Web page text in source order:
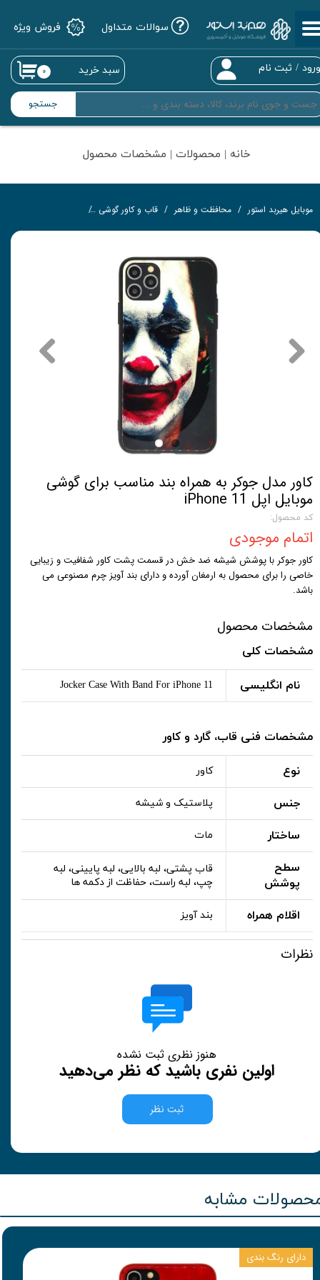
جستجو
/ ثبت نام
حساب کاربری من
تغییر گذر واژه
سفارشات
خروج از حساب کاربری
۰ سبد خرید
سوالات متداول فروش ویژه
خانه | محصولات | مشخصات محصول
موبایل هیربد استور محافظت و ظاهر قاب و کاور گوشی
کاور مدل جوکر به همراه بند مناسب برای گوشی
موبایل اپل iPhone 11
کد محصول:
اتمام موجودی
کاور جوکر با پوشش شیشه ضد خش در قسمت پشت کاور شفافیت و زیبایی
خاصی را برای محصول به ارمغان آورده و دارای بند آویز چرم مصنوعی می
باشد.
مشخصات محصول
مشخصات کلی
نام انگلیسی Jocker Case With Band For iPhone 11
مشخصات فنی قاب، گارد و کاور
نوع کاور
جنس پلاستیک و شیشه
ساختار مات
سطح
پوشش
قاب پشتی، لبه بالایی، لبه پایینی، لبه
چپ، لبه راست، حفاظت از دکمه ها
اقلام همراه بند آویز
نظرات
هنوز نظری ثبت نشده
اولین نفری باشید که نظر می‌دهید
ثبت نظر
مشابه
دارای رنگ بندی